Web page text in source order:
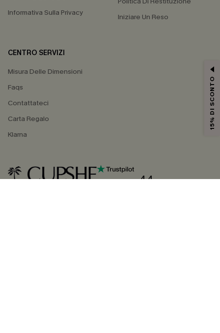
Informativa Sulla Privacy
Iniziare Un Reso
CENTRO SERVIZI
Misura Delle Dimensioni
Faqs
Contattateci
Carta Regalo
Klarna
4.4
15% DI SCONTO